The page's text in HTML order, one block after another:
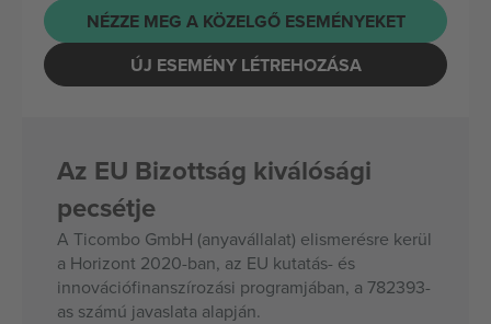
NÉZZE MEG A KÖZELGŐ ESEMÉNYEKET
ÚJ ESEMÉNY LÉTREHOZÁSA
Az EU Bizottság kiválósági
pecsétje
A Ticombo GmbH (anyavállalat) elismerésre kerül
a Horizont 2020-ban, az EU kutatás- és
innovációfinanszírozási programjában, a 782393-
as számú javaslata alapján.